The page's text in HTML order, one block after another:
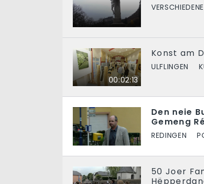
00:02:13
Konst am
ULFLINGEN
Den neie
Gemeng
REDINGEN
50 Joer